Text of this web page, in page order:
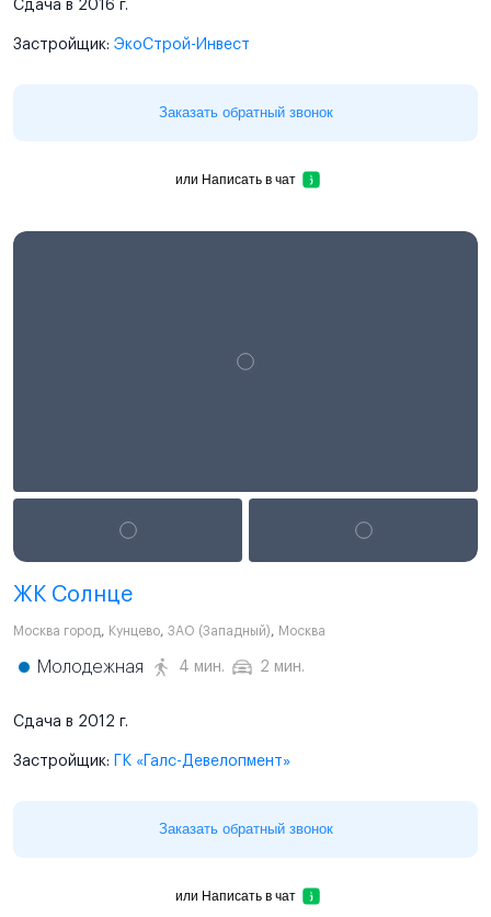
Сдача в 2016 г.
Застройщик: ЭкоСтрой-Инвест
Заказать обратный звонок
или Написать в чат
ЖК Солнце
Москва город, Кунцево, ЗАО (Западный), Москва
Молодежная 4 мин. 2 мин.
Сдача в 2012 г.
Застройщик: ГК «Галс-Девелопмент»
Заказать обратный звонок
или Написать в чат